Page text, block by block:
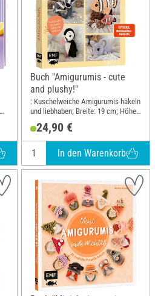
Buch "Amigurumis - cute
and plushy!"
: Kuschelweiche Amigurumis häkeln
und liebhaben; Breite: 19 cm; Höhe:
24,90 €
In den Warenkorb